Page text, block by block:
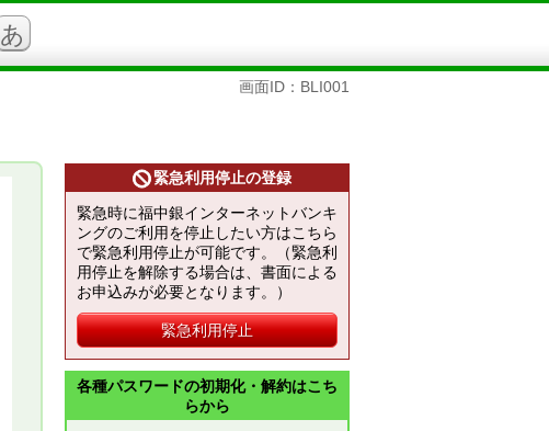
あ
画面ID：BLI001
緊急利用停止の登録
緊急時に福中銀インターネットバンキ
ングのご利用を停止したい方はこちら
で緊急利用停止が可能です。（緊急利
用停止を解除する場合は、書面による
お申込みが必要となります。）
緊急利用停止
各種パスワードの初期化・解約はこち
らから